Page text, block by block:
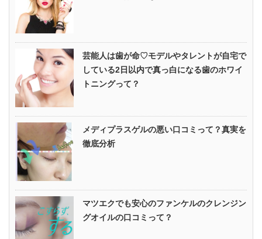
芸能人は歯が命♡モデルやタレントが自宅で
している2日以内で真っ白になる歯のホワイ
トニングって？
メディプラスゲルの悪い口コミって？真実を
徹底分析
マツエクでも安心のファンケルのクレンジン
グオイルの口コミって？